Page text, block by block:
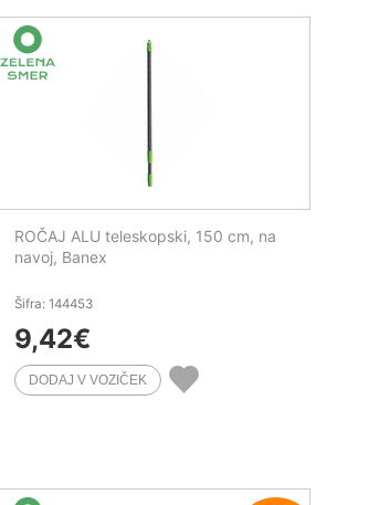
ROČAJ ALU teleskopski, 150 cm, na
navoj, Banex
Šifra: 144453
9,42€